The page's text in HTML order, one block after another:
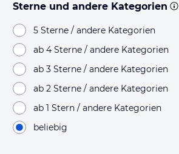
Sterne und andere Kategorien
5 Sterne / andere Kategorien
ab 4 Sterne / andere Kategorien
ab 3 Sterne / andere Kategorien
ab 2 Sterne / andere Kategorien
ab 1 Stern / andere Kategorien
beliebig